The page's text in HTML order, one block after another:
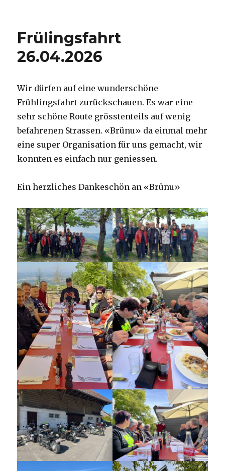
Frülingsfahrt
26.04.2026
Wir dürfen auf eine wunderschöne
Frühlingsfahrt zurückschauen. Es war eine
sehr schöne Route grösstenteils auf wenig
befahrenen Strassen. «Brünu» da einmal mehr
eine super Organisation für uns gemacht, wir
konnten es einfach nur geniessen.
Ein herzliches Dankeschön an «Brünu»